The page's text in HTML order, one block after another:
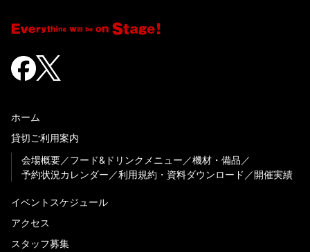
ホーム
貸切ご利用案内
会場概要
フード&ドリンクメニュー
機材・備品
予約状況カレンダー
利用規約・資料ダウンロード 開催実績
イベントスケジュール
アクセス
スタッフ募集